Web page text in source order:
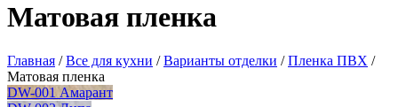
Матовая пленка
Главная /Все для кухни /Варианты отделки /Пленка ПВХ /
Матовая пленка
DW-001 Амарант